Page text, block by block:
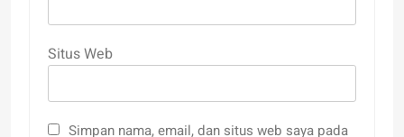
Situs Web
Simpan nama, email, dan situs web saya pada